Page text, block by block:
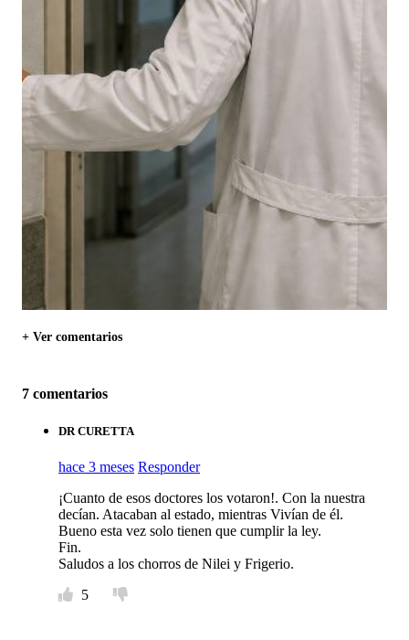
+ Ver comentarios
7 comentarios
DR CURETTA
hace 3 meses Responder
¡Cuanto de esos doctores los votaron!. Con la nuestra
decían. Atacaban al estado, mientras Vivían de él.
Bueno esta vez solo tienen que cumplir la ley.
Fin.
Saludos a los chorros de Nilei y Frigerio.
5